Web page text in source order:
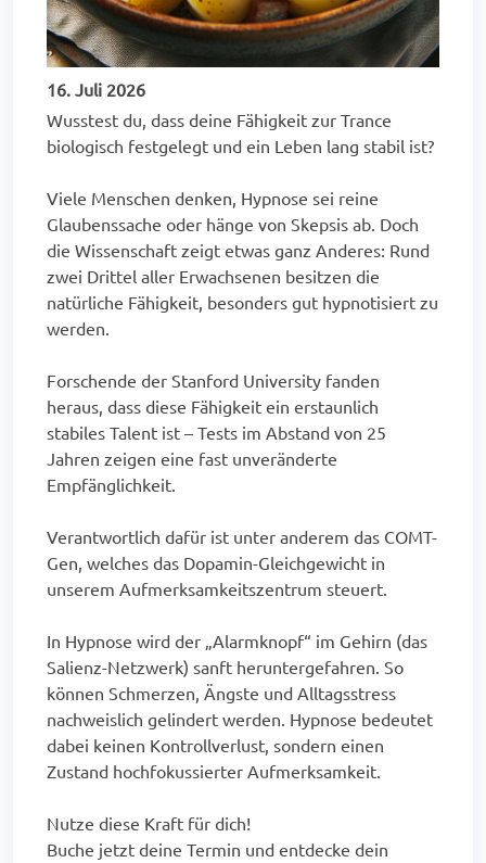
16. Juli 2026
Wusstest du, dass deine Fähigkeit zur Trance
biologisch festgelegt und ein Leben lang stabil ist?
Viele Menschen denken, Hypnose sei reine
Glaubenssache oder hänge von Skepsis ab. Doch
die Wissenschaft zeigt etwas ganz Anderes: Rund
zwei Drittel aller Erwachsenen besitzen die
natürliche Fähigkeit, besonders gut hypnotisiert zu
werden.
Forschende der Stanford University fanden
heraus, dass diese Fähigkeit ein erstaunlich
stabiles Talent ist – Tests im Abstand von 25
Jahren zeigen eine fast unveränderte
Empfänglichkeit.
Verantwortlich dafür ist unter anderem das COMT-
Gen, welches das Dopamin-Gleichgewicht in
unserem Aufmerksamkeitszentrum steuert.
In Hypnose wird der „Alarmknopf“ im Gehirn (das
Salienz-Netzwerk) sanft heruntergefahren. So
können Schmerzen, Ängste und Alltagsstress
nachweislich gelindert werden. Hypnose bedeutet
dabei keinen Kontrollverlust, sondern einen
Zustand hochfokussierter Aufmerksamkeit.
Nutze diese Kraft für dich!
Buche jetzt deine Termin und entdecke dein